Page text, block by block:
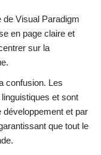
de Visual Paradigm
en page claire et
sur la
confusion. Les
et sont
et par
que tout le